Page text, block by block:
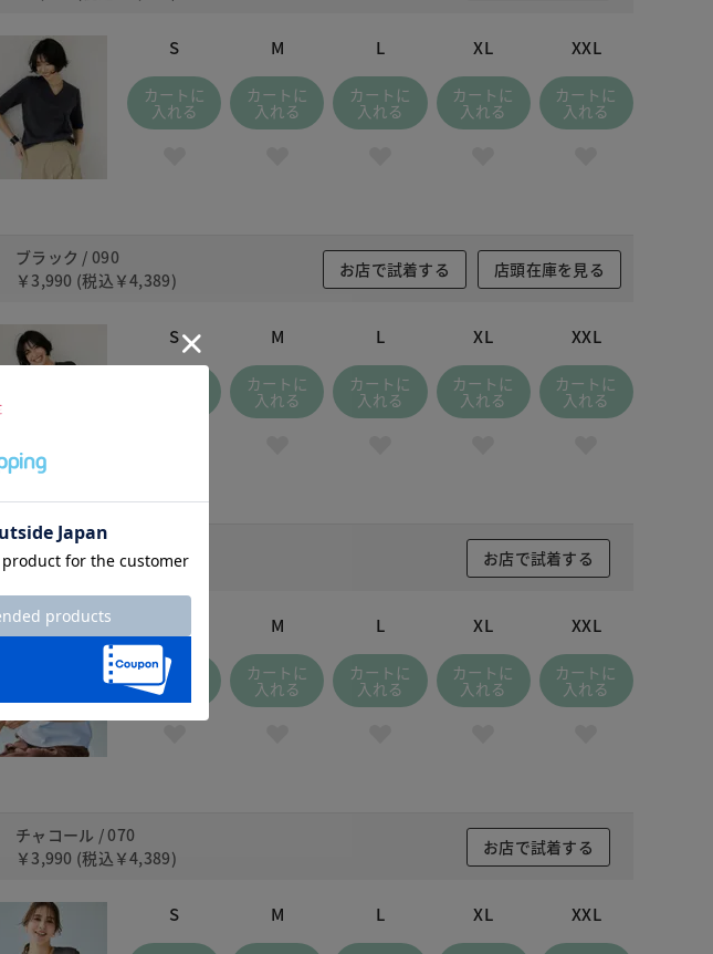
S
カートに
入れる
M
カートに
入れる
L
カートに
入れる
XL
カートに
入れる
XXL
カートに
入れる
ブラック / 090
￥3,990 (税込 ￥4,389)
お店で試着する 店頭在庫を見る
S M
カートに
入れる
L
カートに
入れる
XL
カートに
入れる
XXL
カートに
入れる
ペールブルー / 411
￥3,990(税込￥4,389)
お店で試着する
カートに
入れる
M
カートに
入れる
L
カートに
入れる
XL
カートに
入れる
XXL
カートに
入れる
チャコール / 070
￥3,990 (税込 ￥4,389)
お店で試着する
S M L XL XXL